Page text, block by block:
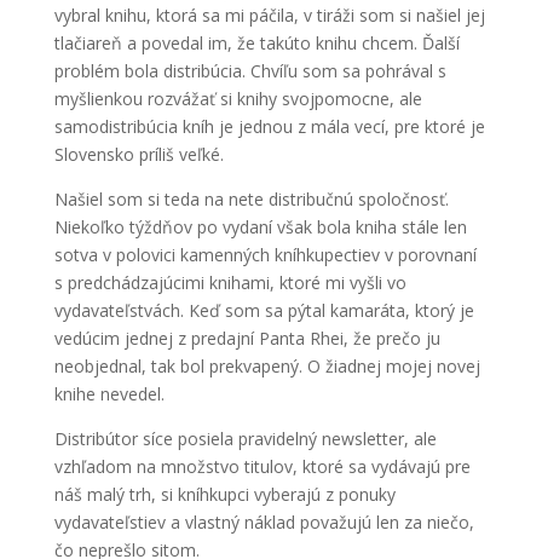
vybral knihu, ktorá sa mi páčila, v tiráži som si našiel jej
tlačiareň a povedal im, že takúto knihu chcem. Ďalší
problém bola distribúcia. Chvíľu som sa pohrával s
myšlienkou rozvážať si knihy svojpomocne, ale
samodistribúcia kníh je jednou z mála vecí, pre ktoré je
Slovensko príliš veľké.
Našiel som si teda na nete distribučnú spoločnosť.
Niekoľko týždňov po vydaní však bola kniha stále len
sotva v polovici kamenných kníhkupectiev v porovnaní
s predchádzajúcimi knihami, ktoré mi vyšli vo
vydavateľstvách. Keď som sa pýtal kamaráta, ktorý je
vedúcim jednej z predajní Panta Rhei, že prečo ju
neobjednal, tak bol prekvapený. O žiadnej mojej novej
knihe nevedel.
Distribútor síce posiela pravidelný newsletter, ale
vzhľadom na množstvo titulov, ktoré sa vydávajú pre
náš malý trh, si kníhkupci vyberajú z ponuky
vydavateľstiev a vlastný náklad považujú len za niečo,
čo neprešlo sitom.